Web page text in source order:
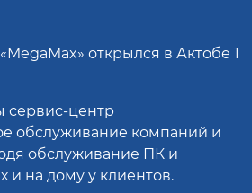
«MegaMax» открылся в Актобе 1
сервис-центр
обслуживание компаний и
обслуживание ПК и
и на дому у клиентов.